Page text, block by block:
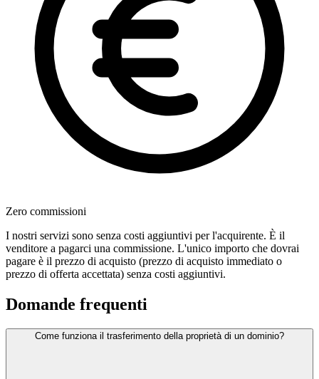
Zero commissioni
I nostri servizi sono senza costi aggiuntivi per l'acquirente. È il
venditore a pagarci una commissione. L'unico importo che dovrai
pagare è il prezzo di acquisto (prezzo di acquisto immediato o
prezzo di offerta accettata) senza costi aggiuntivi.
Domande frequenti
Come funziona il trasferimento della proprietà di un dominio?